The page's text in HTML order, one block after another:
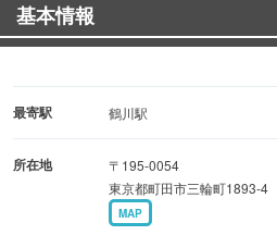
基本情報
最寄駅 鶴川駅
所在地
〒195-0054
東京都町田市三輪町1893-4
MAP